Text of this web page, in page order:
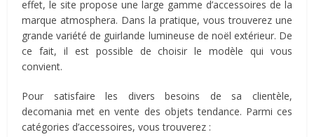
effet, le site propose une large gamme d’accessoires de la
marque atmosphera. Dans la pratique, vous trouverez une
grande variété de guirlande lumineuse de noël extérieur. De
ce fait, il est possible de choisir le modèle qui vous
convient.
Pour satisfaire les divers besoins de sa clientèle,
decomania met en vente des objets tendance. Parmi ces
catégories d’accessoires, vous trouverez :